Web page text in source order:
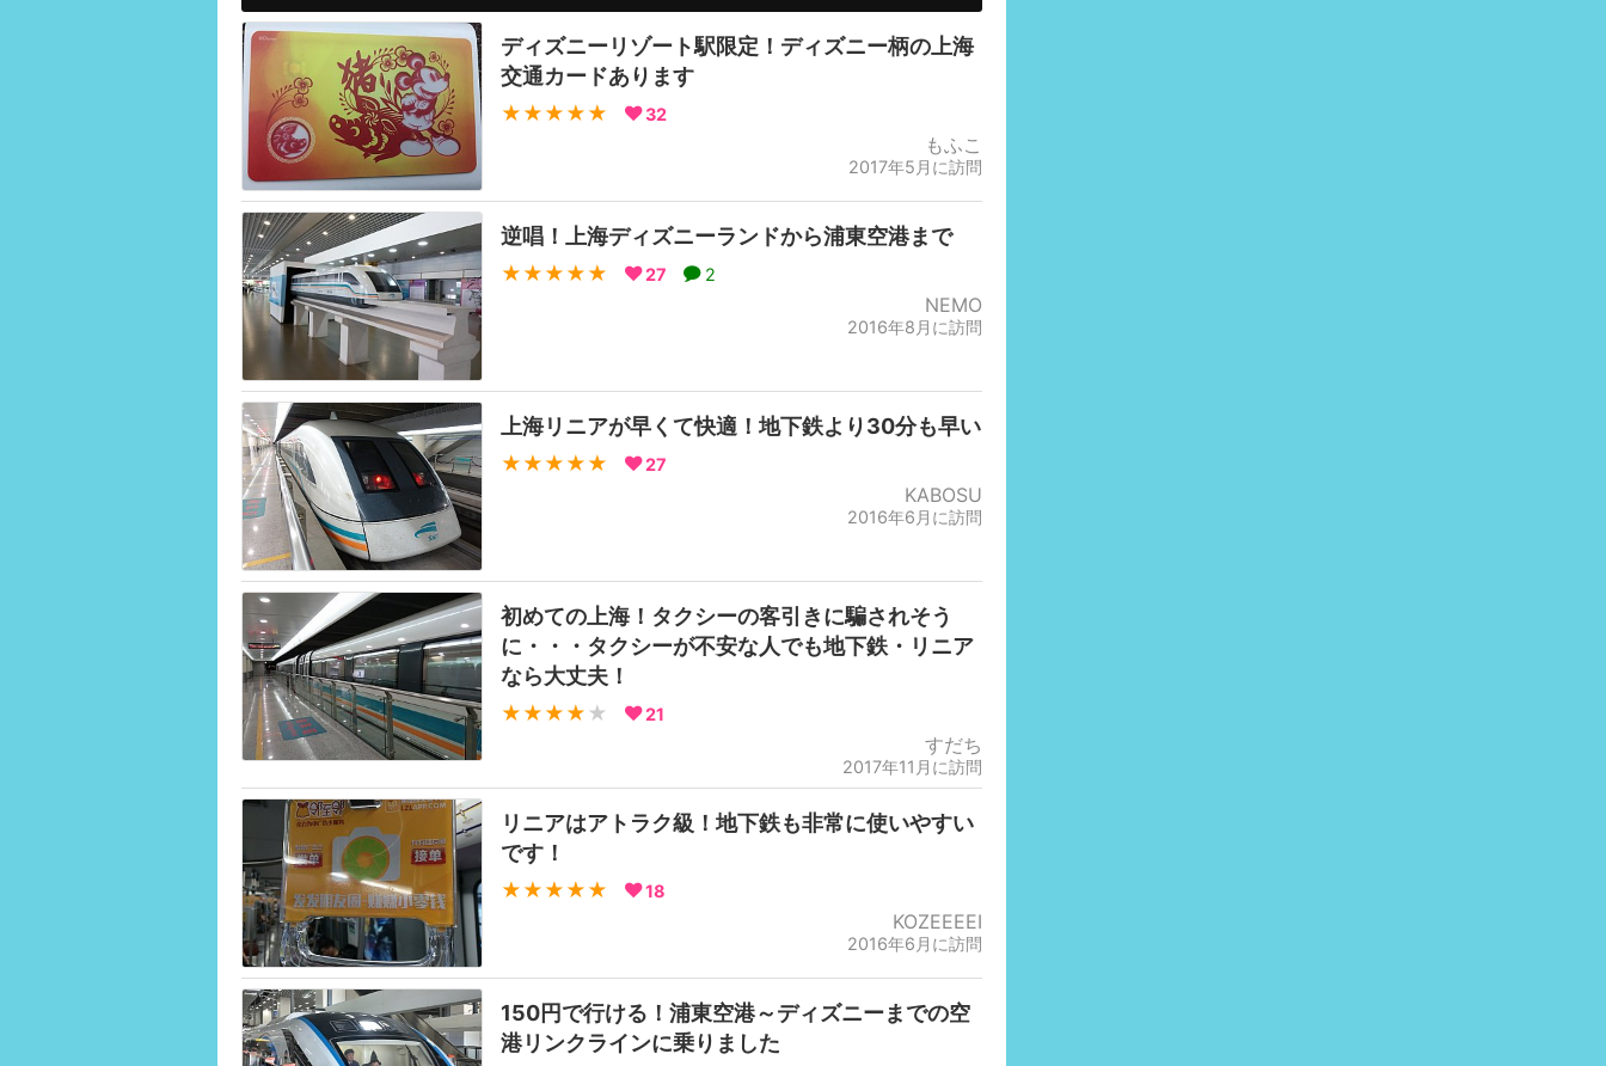
ディズニーリゾート駅限定！ディズニー柄の上海
交通カードあります
★★★★★ 32
もふこ
2017年5月に訪問
逆唱！上海ディズニーランドから浦東空港まで
★★★★★ 27 2
NEMO
2016年8月に訪問
上海リニアが早くて快適！地下鉄より30分も早い
★★★★★ 27
KABOSU
2016年6月に訪問
初めての上海！タクシーの客引きに騙されそう
に・・・タクシーが不安な人でも地下鉄・リニア
なら大丈夫！
★★★★ ★ 21
すだち
2017年11月に訪問
リニアはアトラク級！地下鉄も非常に使いやすい
です！
★★★★★ 18
KOZEEEEI
2016年6月に訪問
150円で行ける！浦東空港～ディズニーまでの空
港リンクラインに乗りました